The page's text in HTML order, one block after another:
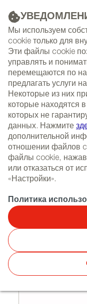
Мы используем
cookie только для
Эти файлы cookie
управлять и
перемещаются по
предлагать услуги
Некоторые из них
которые находятся
которых не
данных. Нажмите
дополнительной
отношении файлов
файлы cookie, нажав
или отказаться от
«Настройки».
Политика
РЕКЛАМА
NEWSLETTER
СОБЫТИЯ
ГЛАВНАЯ РЕПОРТАЖИ
Эрнест
компания